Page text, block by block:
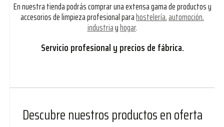
En nuestra tienda podrás comprar una extensa gama de productos y
accesorios de limpieza profesional parahostelería,automoción,
industriayhogar.
Servicio profesional y precios de fábrica.
Descubre nuestros productos en oferta